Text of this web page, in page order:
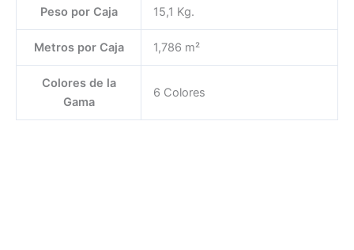
Peso por Caja 15,1 Kg.
Metros por Caja 1,786 m²
Colores de la
Gama
6 Colores